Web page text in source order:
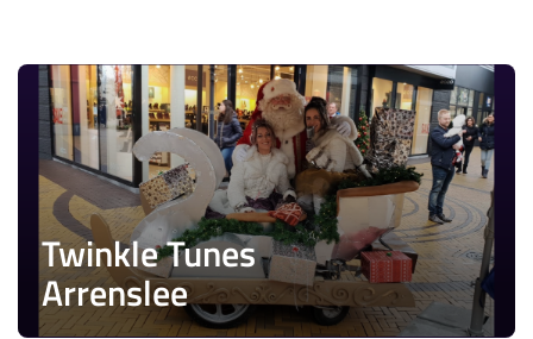
Twinkle Tunes
Arrenslee